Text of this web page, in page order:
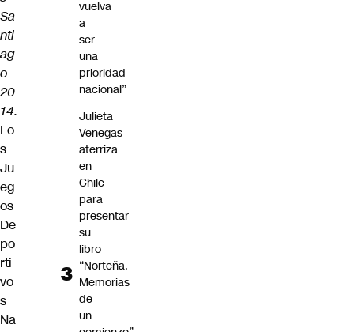
Sa
nti
ag
o
20
14.
Lo
s
Ju
eg
os
De
po
rti
vo
s
Na
vuelva
a
ser
una
prioridad
nacional”
Julieta
Venegas
aterriza
en
Chile
para
presentar
su
libro
“Norteña.
Memorias
de
un